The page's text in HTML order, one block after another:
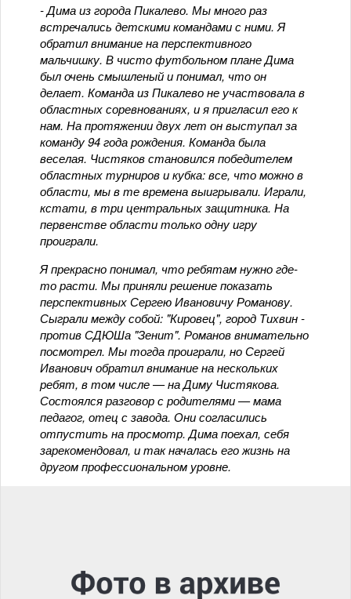
- Дима из города Пикалево. Мы много раз
встречались детскими командами с ними. Я
обратил внимание на перспективного
мальчишку. В чисто футбольном плане Дима
был очень смышленый и понимал, что он
делает. Команда из Пикалево не участвовала в
областных соревнованиях, и я пригласил его к
нам. На протяжении двух лет он выступал за
команду 94 года рождения. Команда была
веселая. Чистяков становился победителем
областных турниров и кубка: все, что можно в
области, мы в те времена выигрывали. Играли,
кстати, в три центральных защитника. На
первенстве области только одну игру
проиграли.
Я прекрасно понимал, что ребятам нужно где-
то расти. Мы приняли решение показать
перспективных Сергею Ивановичу Романову.
Сыграли между собой: "Кировец", город Тихвин -
против СДЮШа "Зенит". Романов внимательно
посмотрел. Мы тогда проиграли, но Сергей
Иванович обратил внимание на нескольких
ребят, в том числе — на Диму Чистякова.
Состоялся разговор с родителями — мама
педагог, отец с завода. Они согласились
отпустить на просмотр. Дима поехал, себя
зарекомендовал, и так началась его жизнь на
другом профессиональном уровне.